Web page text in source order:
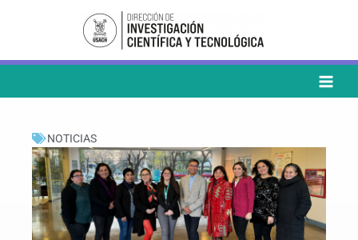
NOTICIAS